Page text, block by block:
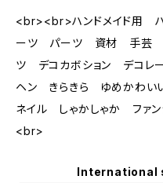
<br><br>ハンドメイド用
ーツ パーツ 資材 手芸
ツ デコカボション デコ
ヘン きらきら ゆめかわ
ネイル しゃかしゃか ファ
<br>
International